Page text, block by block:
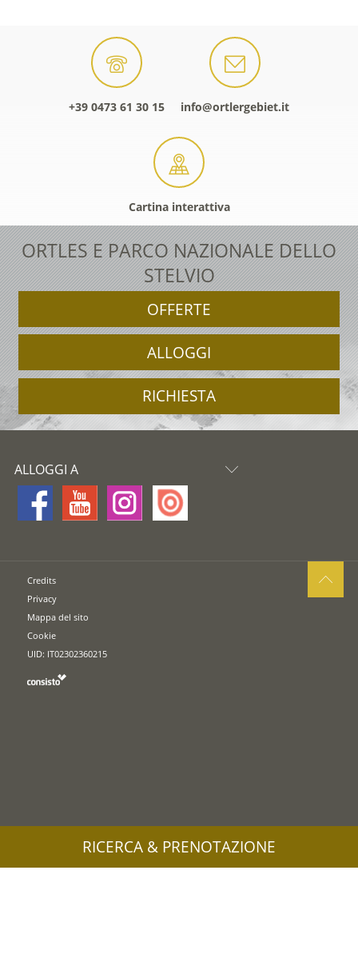
+39 0473 61 30 15 info@ortlergebiet.it
Cartina interattiva
ORTLES E PARCO NAZIONALE DELLO
STELVIO
OFFERTE
ALLOGGI
RICHIESTA
ALLOGGI A
Credits
Privacy
Mappa del sito
Cookie
UID: IT02302360215
RICERCA & PRENOTAZIONE